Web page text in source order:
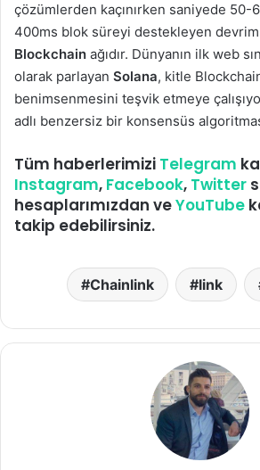
çözümlerden kaçınırken saniyede 50-
400ms blok süreyi destekleyen
Blockchain ağıdır. Dünyanın ilk web
olarak parlayan Solana, kitle
benimsenmesini teşvik etmeye
adlı benzersiz bir konsensüs
Tüm haberlerimizi Telegram
Instagram, Facebook, Twitter
hesaplarımızdan veYouTube
takip edebilirsiniz.
Chainlink link